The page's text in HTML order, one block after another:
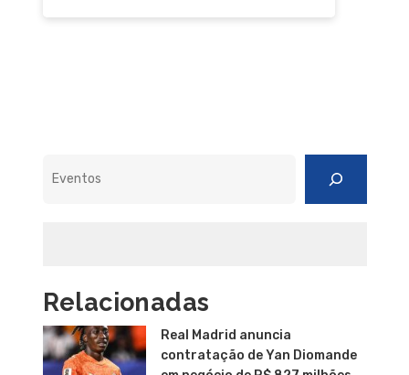
Relacionadas
Real Madrid anuncia
contratação de Yan Diomande